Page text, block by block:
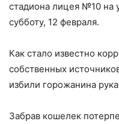
стадиона лицея №10 на
субботу, 12 февраля.
Как стало известно
собственных
избили горожанина
Забрав кошелек